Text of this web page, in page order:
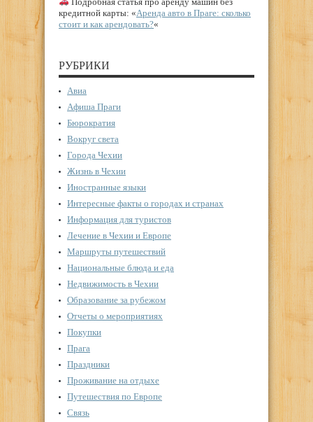
кредитной карты: «Аренда авто в Праге: сколько
стоит и как арендовать?«
РУБРИКИ
Авиа
Афиша Праги
Бюрократия
Вокруг света
Города Чехии
Жизнь в Чехии
Иностранные языки
Интересные факты о городах и странах
Информация для туристов
Лечение в Чехии и Европе
Маршруты путешествий
Национальные блюда и еда
Недвижимость в Чехии
Образование за рубежом
Отчеты о мероприятиях
Покупки
Прага
Праздники
Проживание на отдыхе
Путешествия по Европе
Связь